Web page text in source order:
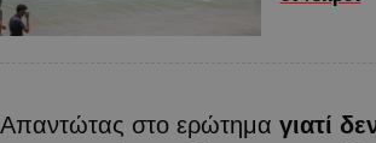
Απαντώτας στο ερώτημα γιατί